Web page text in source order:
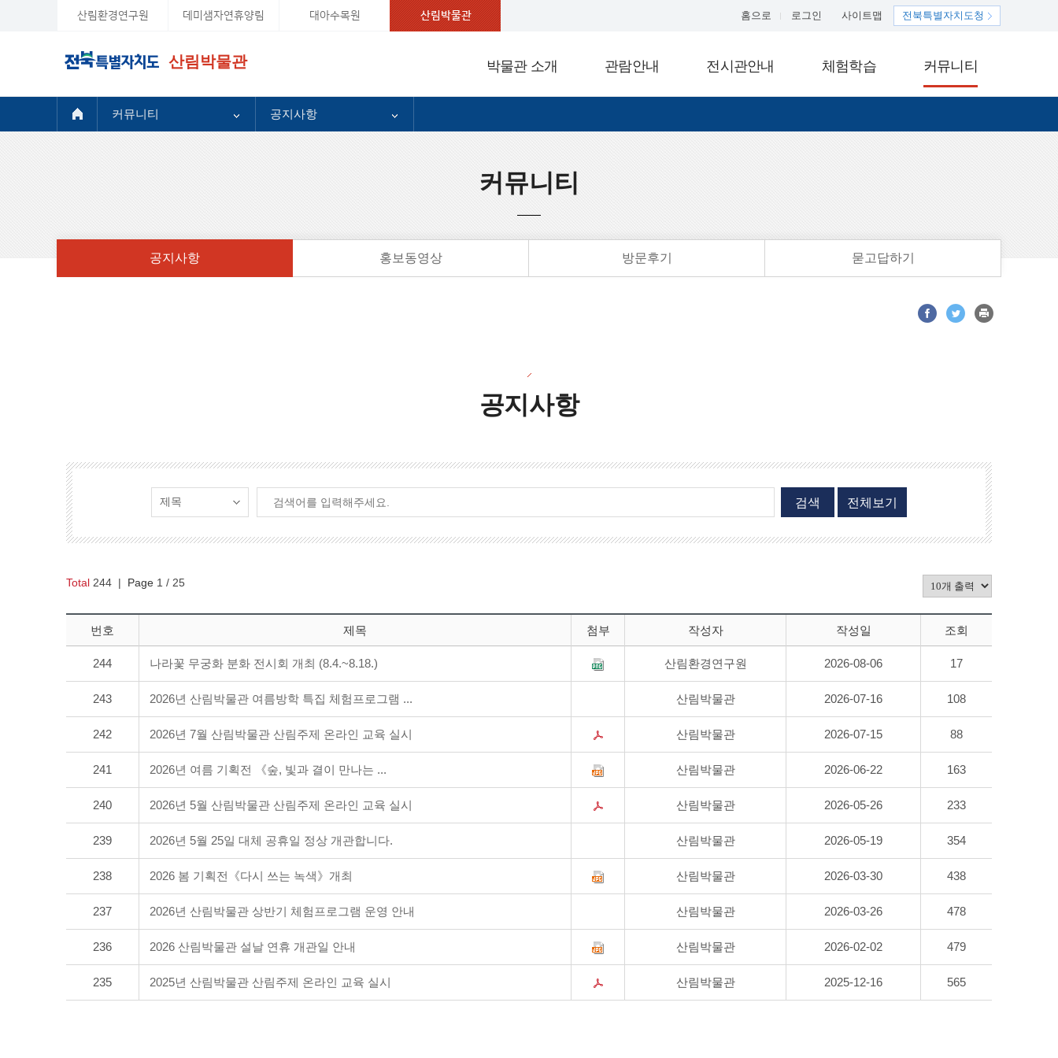
산림환경연구원 데미샘자연휴양림 대아수목원 산림박물관 홈으로 로그인 사이트맵 전북특별자치도청
산림박물관 박물관 소개 관람안내 전시관안내 체험학습 커뮤니티
커뮤니티 공지사항
커뮤니티
공지사항 홍보동영상 방문후기 묻고답하기
공지사항
검색 전체보기
Total 244 Page 1 / 25
번호 제목 첨부 작성자 작성일 조회
244 나라꽃 무궁화 분화 전시회 개최 (8.4.~8.18.) 산림환경연구원 2026-08-06 17
243 2026년 산림박물관 여름방학 특집 체험프로그램 ... 산림박물관 2026-07-16 108
242 2026년 7월 산림박물관 산림주제 온라인 교육 실시 산림박물관 2026-07-15 88
241 2026년 여름 기획전 《숲, 빛과 결이 만나는 ... 산림박물관 2026-06-22 163
240 2026년 5월 산림박물관 산림주제 온라인 교육 실시 산림박물관 2026-05-26 233
239 2026년 5월 25일 대체 공휴일 정상 개관합니다. 산림박물관 2026-05-19 354
238 2026 봄 기획전《다시 쓰는 녹색》개최 산림박물관 2026-03-30 438
237 2026년 산림박물관 상반기 체험프로그램 운영 안내 산림박물관 2026-03-26 478
236 2026 산림박물관 설날 연휴 개관일 안내 산림박물관 2026-02-02 479
235 2025년 산림박물관 산림주제 온라인 교육 실시 산림박물관 2025-12-16 565